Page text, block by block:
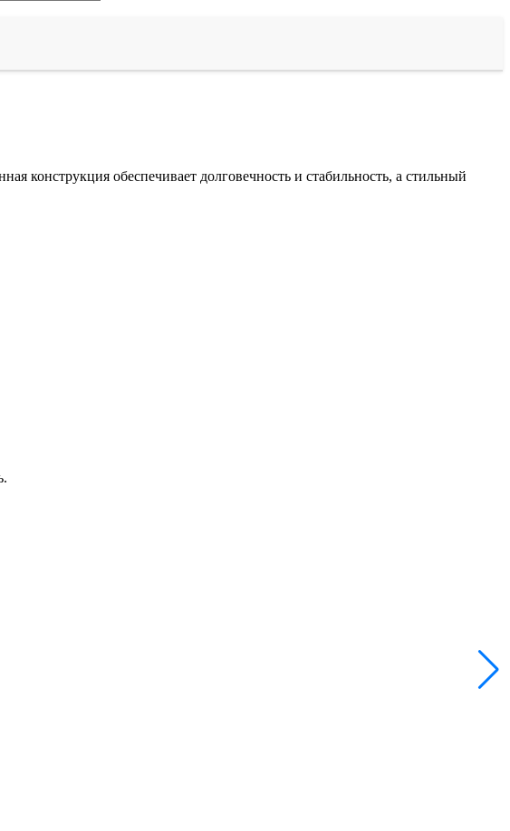
конструкция обеспечивает долговечность и стабильность, а стильный